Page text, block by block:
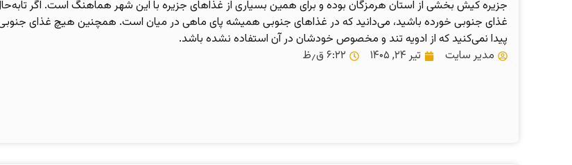
جزیره کیش بخشی از استان هرمزگان بوده و برای همین بسیاری از غذاهای جزیره با این شهر هماهنگ است. اگر
غذای جنوبی خورده باشید، می‌دانید که در غذاهای جنوبی همیشه پای ماهی در میان است. همچنین هیچ غذای
پیدا نمی‌کنید که از ادویه تند و مخصوص خودشان در آن استفاده نشده باشد.
مدیر سایت
تیر ۲۴, ۱۴۰۵ ۶:۲۲ ق٫ظ